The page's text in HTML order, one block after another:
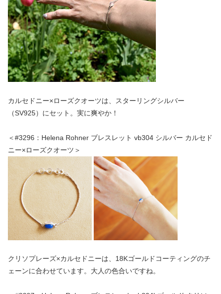
カルセドニー×ローズクオーツは、スターリングシルバー
（SV925）にセット。実に爽やか！
＜#3296：Helena Rohner ブレスレット vb304 シルバー カルセド
ニー×ローズクオーツ＞
クリソプレーズ×カルセドニーは、18Kゴールドコーティングのチ
ェーンに合わせています。大人の色合いですね。